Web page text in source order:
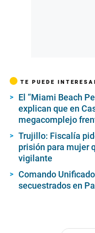
TE PUEDE
El “Miami Beach
explican que en
megacomplejo
Trujillo: Fiscalía
prisión para mujer
vigilante
Comando
secuestrados en